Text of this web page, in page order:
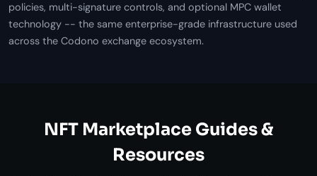
policies, multi-signature controls, and optional MPC wallet
technology -- the same enterprise-grade infrastructure used
across the Codono exchange ecosystem.
NFT Marketplace Guides &
Resources